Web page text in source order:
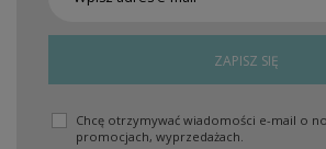
ZAPISZ SIĘ
Chcę otrzymywać wiadomości e-mail o
promocjach, wyprzedażach.